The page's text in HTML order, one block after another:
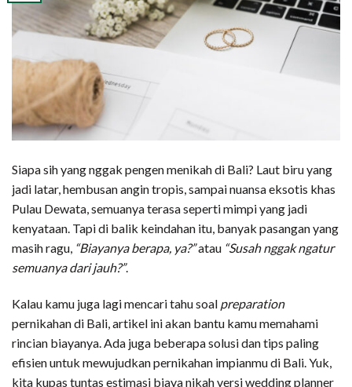
Siapa sih yang nggak pengen menikah di Bali? Laut biru yang
jadi latar, hembusan angin tropis, sampai nuansa eksotis khas
Pulau Dewata, semuanya terasa seperti mimpi yang jadi
kenyataan. Tapi di balik keindahan itu, banyak pasangan yang
masih ragu, “Biayanya berapa, ya?”atau “Susah nggak ngatur
semuanya dari jauh?”.
Kalau kamu juga lagi mencari tahu soal preparation
pernikahan di Bali, artikel ini akan bantu kamu memahami
rincian biayanya. Ada juga beberapa solusi dan tips paling
efisien untuk mewujudkan pernikahan impianmu di Bali. Yuk,
kita kupas tuntas estimasi biaya nikah versi wedding planner